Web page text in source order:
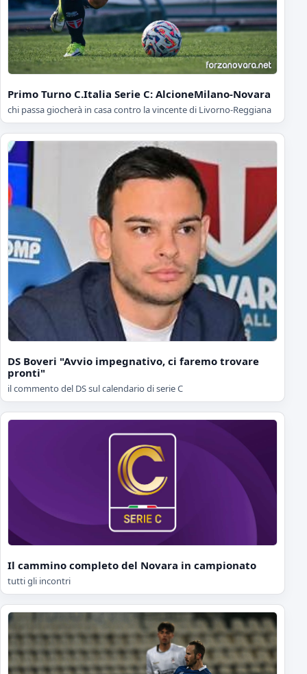
Primo Turno C.Italia Serie C: AlcioneMilano-Novara
chi passa giocherà in casa contro la vincente di Livorno-Reggiana
DS Boveri "Avvio impegnativo, ci faremo trovare
pronti"
il commento del DS sul calendario di serie C
Il cammino completo del Novara in campionato
tutti gli incontri